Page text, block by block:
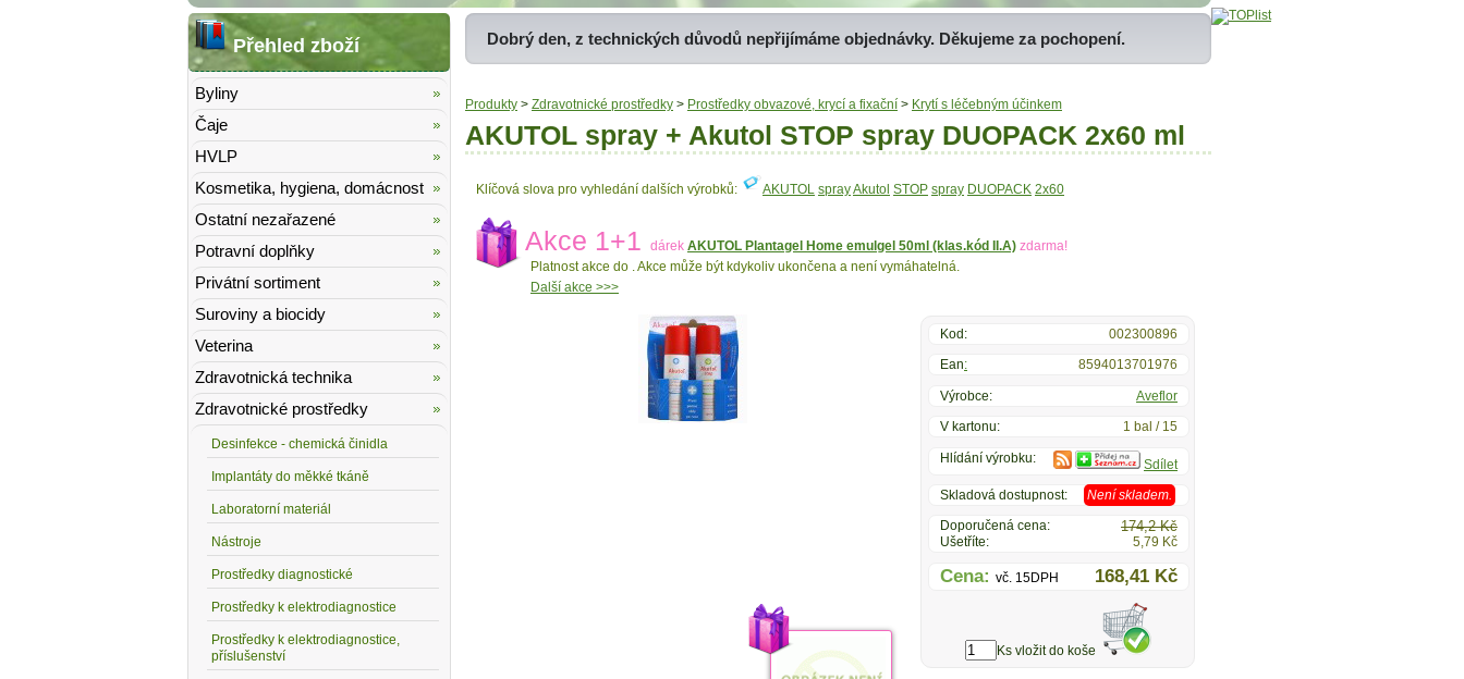
Dobrý den, z technických důvodů nepřijímáme objednávky. Děkujeme za pochopení.
Produkty > Zdravotnické prostředky > Prostředky obvazové, krycí a fixační > Krytí s léčebným účinkem
AKUTOL spray + Akutol STOP spray DUOPACK 2x60 ml
Klíčová slova pro vyhledání dalších výrobků: AKUTOL sprayAkutol STOP spray DUOPACK 2x60
Akce 1+1 dárek AKUTOL Plantagel Home emulgel 50ml (klas.kód II.A) zdarma!
Platnost akce do . Akce může být kdykoliv ukončena a není vymáhatelná.
Další akce >>>
Kod: 002300896
Ean: 8594013701976
Výrobce: Aveflor
V kartonu: 1 bal / 15
Hlídání výrobku: Sdílet
Skladová dostupnost: Není skladem.
Doporučená cena: 174,2 Kč
Ušetříte: 5,79 Kč
Cena: vč. 15DPH 168,41 Kč
Ks vložit do koše
Přehled zboží
Byliny
Čaje
HVLP
Kosmetika, hygiena, domácnost
Ostatní nezařazené
Potravní doplňky
Privátní sortiment
Suroviny a biocidy
Veterina
Zdravotnická technika
Zdravotnické prostředky
Desinfekce - chemická činidla
Implantáty do měkké tkáně
Laboratorní materiál
Nástroje
Prostředky diagnostické
Prostředky k elektrodiagnostice
Prostředky k elektrodiagnostice,
příslušenství